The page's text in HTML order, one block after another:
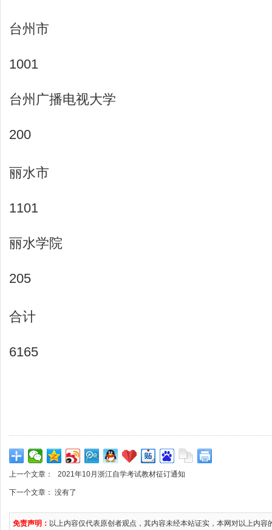
台州市
1001
台州广播电视大学
200
丽水市
1101
丽水学院
205
合计
6165
上一个文章： 2021年10月浙江自学考试教材征订通知
下一个文章： 没有了
免责声明： 以上内容仅代表原创者观点，其内容未经本站证实，本网对以上内